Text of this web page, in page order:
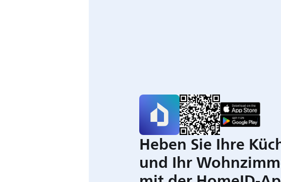
Heben Sie Ihre
und Ihr